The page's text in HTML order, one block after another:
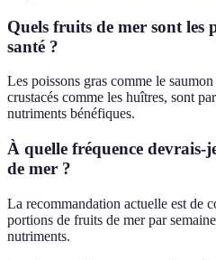
Quels fruits de mer sont les
santé ?
Les poissons gras comme le
crustacés comme les huîtres, sont
nutriments bénéfiques.
À quelle fréquence devrais-
de mer ?
La recommandation actuelle est de
portions de fruits de mer par
nutriments.